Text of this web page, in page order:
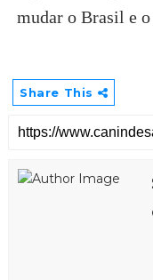
mudar o Brasil e
Share This